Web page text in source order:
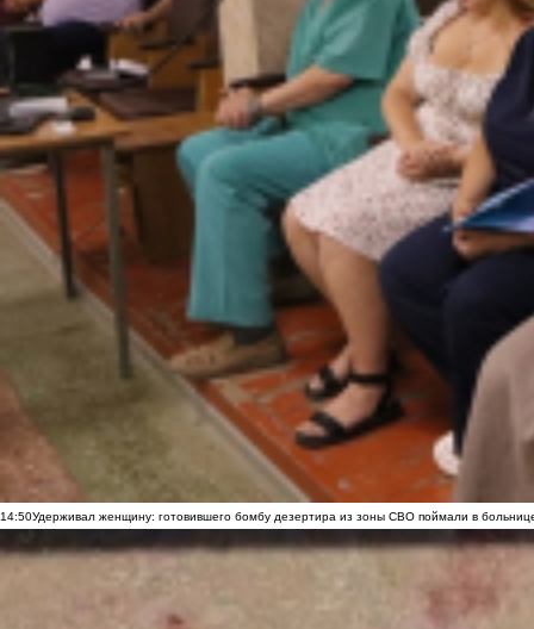
14:50Удерживал женщину: готовившего бомбу дезертира из зоны СВО поймали в